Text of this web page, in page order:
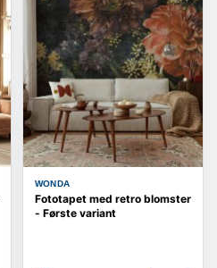
WONDA
Fototapet med retro blomster
- Første variant